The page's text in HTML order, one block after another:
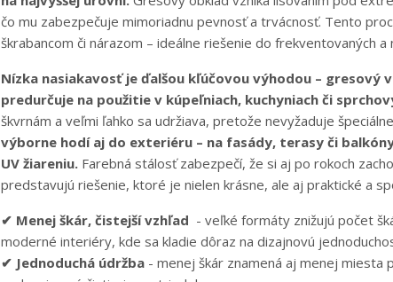
čo mu zabezpečuje mimoriadnu pevnosť a trvácnosť. Tento
škrabancom či nárazom – ideálne riešenie do frekventovaných
Nízka nasiakavosť je ďalšou kľúčovou výhodou –
predurčuje na použitie v kúpeľniach, kuchyniach či
škvrnám a veľmi ľahko sa udržiava, pretože nevyžaduje
výborne hodí aj do exteriéru – na fasády, terasy či
UV žiareniu. Farebná stálosť zabezpečí, že si aj po rokoch
predstavujú riešenie, ktoré je nielen krásne, ale aj praktické a
✔ Menej škár, čistejší vzhľad - veľké formáty znižujú počet
moderné interiéry, kde sa kladie dôraz na dizajnovú
✔ Jednoduchá údržba - menej škár znamená aj menej miesta